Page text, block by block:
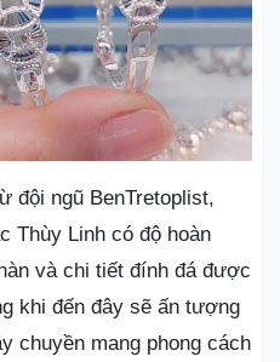
đội ngũ BenTretoplist,
Thùy Linh có độ hoàn
và chi tiết đính đá được
khi đến đây sẽ ấn tượng
chuyền mang phong cách